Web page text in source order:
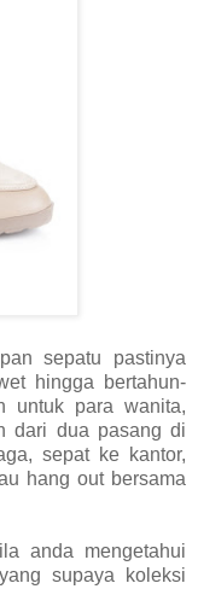
sepatu pastinya
hingga bertahun-
untuk para wanita,
dari dua pasang di
sepat ke kantor,
hang out bersama
anda mengetahui
supaya koleksi